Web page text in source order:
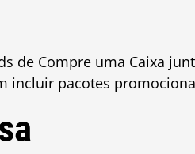
de Compre uma Caixa
incluir pacotes